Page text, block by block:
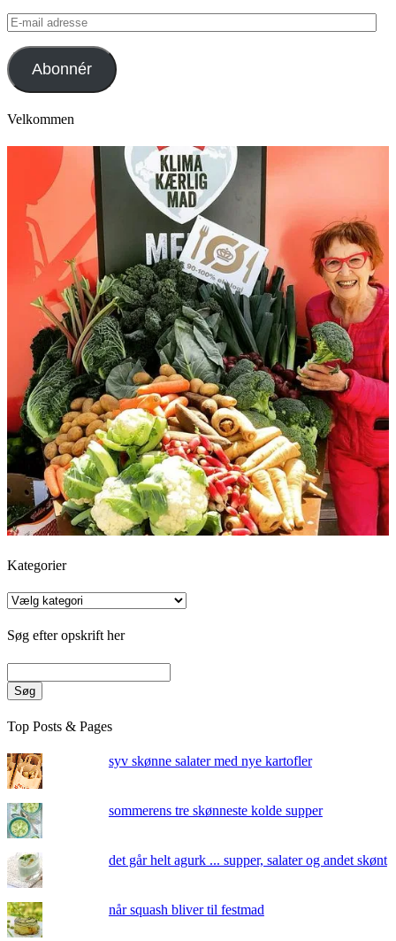
E-
mail
adresse
Abonnér
Velkommen
Kategorier
Kategorier
Søg efter opskrift her
Søg
Top Posts & Pages
syv skønne salater med nye kartofler
sommerens tre skønneste kolde supper
det går helt agurk ... supper, salater og andet skønt
når squash bliver til festmad